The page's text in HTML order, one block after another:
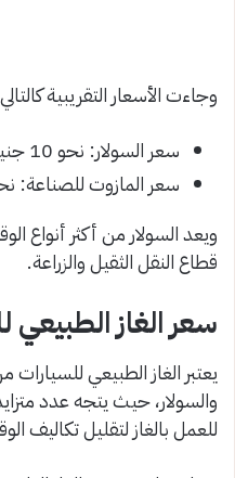
وجاءت الأسعار التقريبية
سعر السولار: نحو 10 جنيهات للتر
سعر المازوت للصناعة: نحو 8500 جنيه للطن
ويعد السولار من أكثر أنواع
قطاع النقل الثقيل والزراعة.
سعر الغاز الطبيعي
يعتبر الغاز الطبيعي للسيارات
والسولار، حيث يتجه عدد
للعمل بالغاز لتقليل تكاليف